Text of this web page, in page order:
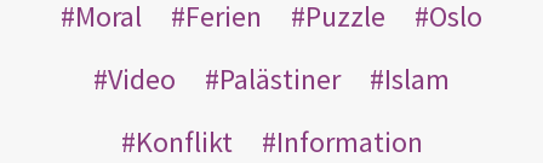
Moral
Ferien Puzzle
Oslo
Video
Palästiner
Islam
Konflikt
Information